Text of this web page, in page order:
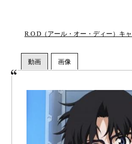
R.O.D（アール・オー・ディー）キ